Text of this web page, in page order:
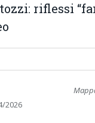
riflessi
2026